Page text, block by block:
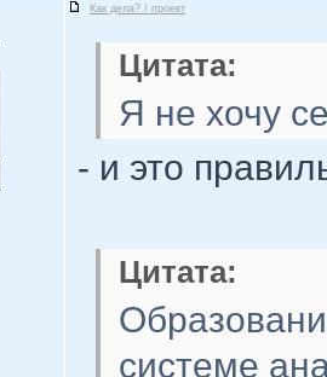
Как дела? / проект
Цитата:
Я не хочу
- и это
Цитата:
системе